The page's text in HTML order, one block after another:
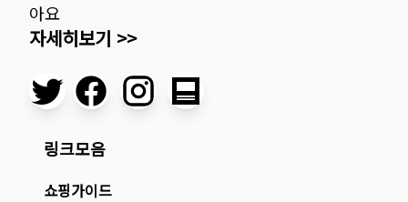
아요
자세히보기 >>
링크모음
쇼핑가이드